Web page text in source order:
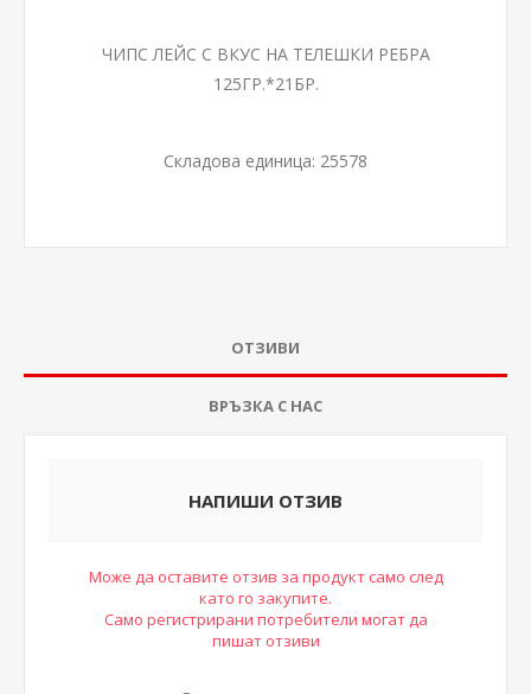
ЧИПС ЛЕЙС С ВКУС НА ТЕЛЕШКИ РЕБРА
125ГР.*21БР.
Складова единица: 25578
ОТЗИВИ
ВРЪЗКА С НАС
НАПИШИ ОТЗИВ
Може да оставите отзив за продукт само след
като го закупите.
Само регистрирани потребители могат да
пишат отзиви